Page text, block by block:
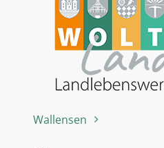
Wallensen